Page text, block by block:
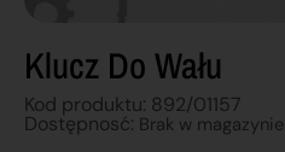
Klucz Do Wału
Kod produktu: 892/01157
Dostępnosć: Brak w magazynie